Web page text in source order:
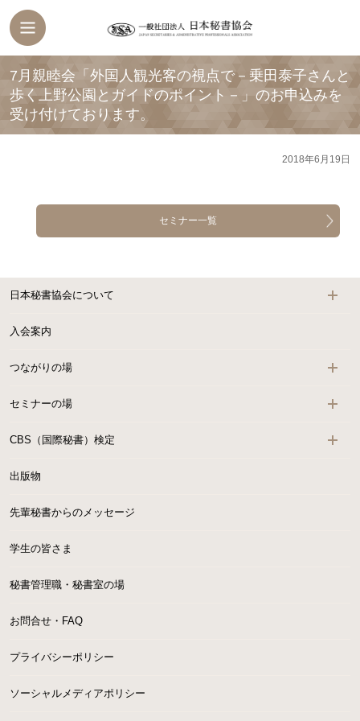
7月親睦会「外国人観光客の視点で－乗田泰子さんと
歩く上野公園とガイドのポイント－」のお申込みを
受け付けております。
2018年6月19日
セミナー一覧
日本秘書協会について
入会案内
つながりの場
セミナーの場
CBS（国際秘書）検定
出版物
先輩秘書からのメッセージ
学生の皆さま
秘書管理職・秘書室の場
お問合せ・FAQ
プライバシーポリシー
ソーシャルメディアポリシー